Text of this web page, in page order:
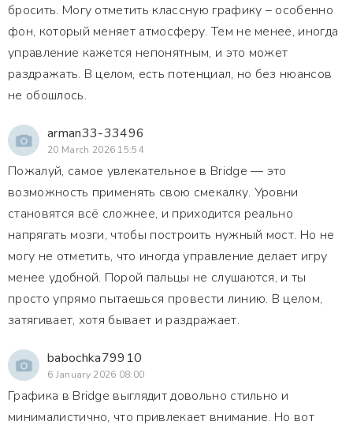
бросить. Могу отметить классную графику – особенно
фон, который меняет атмосферу. Тем не менее, иногда
управление кажется непонятным, и это может
раздражать. В целом, есть потенциал, но без нюансов
не обошлось.
arman33-33496
20 March 2026 15:54
Пожалуй, самое увлекательное в Bridge — это
возможность применять свою смекалку. Уровни
становятся всё сложнее, и приходится реально
напрягать мозги, чтобы построить нужный мост. Но не
могу не отметить, что иногда управление делает игру
менее удобной. Порой пальцы не слушаются, и ты
просто упрямо пытаешься провести линию. В целом,
затягивает, хотя бывает и раздражает.
babochka79910
6 January 2026 08:00
Графика в Bridge выглядит довольно стильно и
минималистично, что привлекает внимание. Но вот